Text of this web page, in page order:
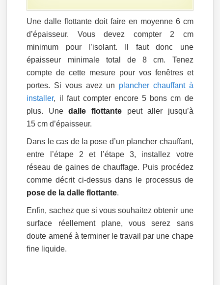
Une dalle flottante doit faire en moyenne 6 cm
d’épaisseur. Vous devez compter 2 cm
minimum pour l’isolant. Il faut donc une
épaisseur minimale total de 8 cm. Tenez
compte de cette mesure pour vos fenêtres et
portes. Si vous avez un plancher chauffant à
installer, il faut compter encore 5 bons cm de
plus. Unedalle flottante peut aller jusqu’à
15 cm d’épaisseur.
Dans le cas de la pose d’un plancher chauffant,
entre l’étape 2 et l’étape 3, installez votre
réseau de gaines de chauffage. Puis procédez
comme décrit ci-dessus dans le processus de
pose de la dalle flottante.
Enfin, sachez que si vous souhaitez obtenir une
surface réellement plane, vous serez sans
doute amené à terminer le travail par une chape
fine liquide.